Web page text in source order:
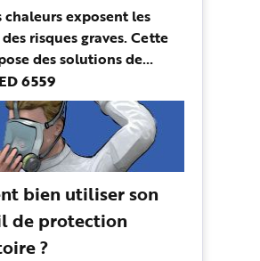
chaleurs exposent les
risques graves. Cette
des solutions de
pour le travail de bureau.
ED 6559
bien utiliser son
de protection
?